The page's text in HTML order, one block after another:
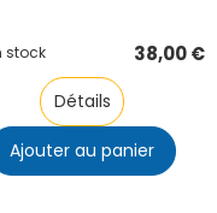
stock
38,00€
Détails
Ajouter au panier